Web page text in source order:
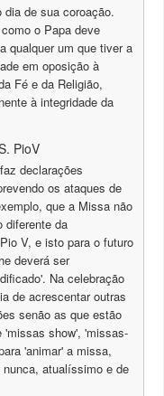
de sua coroação.
o Papa deve
qualquer um que tiver a
em oposição à
Fé e da Religião,
à integridade da
PioV
declarações
os ataques de
que a Missa não
diferente da
V, e isto para o futuro
deverá ser
Na celebração
de acrescentar outras
senão as que estão
show', 'missas-
'animar' a missa,
atualíssimo e de